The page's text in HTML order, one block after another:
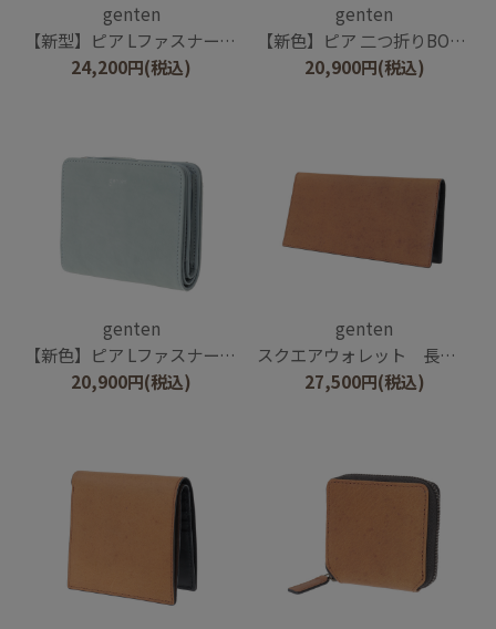
genten
【新型】ピア Lファスナー長財布
24,200円(税込)
genten
【新色】ピア 二つ折りBOX財布
20,900円(税込)
genten
【新色】ピア Lファスナー二つ折り財布
20,900円(税込)
genten
スクエアウォレット 長財布
27,500円(税込)